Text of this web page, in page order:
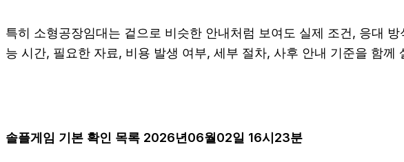
특히 소형공장임대는 겉으로 비슷한 안내처럼 보여도 실제 조건, 응대
능 시간, 필요한 자료, 비용 발생 여부, 세부 절차, 사후 안내 기준을 함
솔플게임 기본 확인 목록 2026년06월02일 16시23분